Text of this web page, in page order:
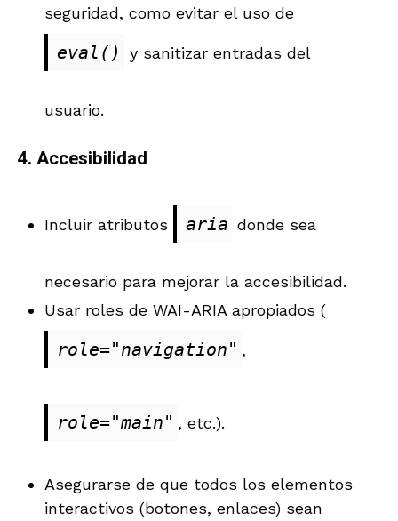
seguridad, como evitar el uso de
eval() y sanitizar entradas del
usuario.
4. Accesibilidad
Incluir atributos aria donde sea
necesario para mejorar la accesibilidad.
Usar roles de WAI-ARIA apropiados (
role="navigation" ,
role="main" , etc.).
Asegurarse de que todos los elementos
interactivos (botones, enlaces) sean